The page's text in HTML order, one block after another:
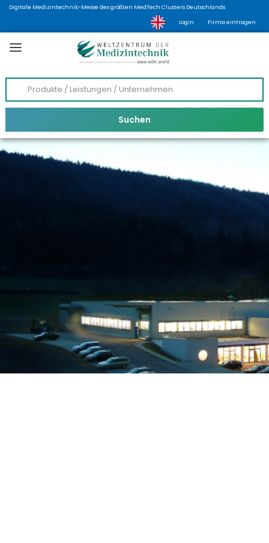
Digitale Medizintechnik-Messe des größten MedTech Clusters Deutschlands
Login Firma eintragen